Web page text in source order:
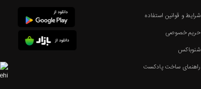
شرایط و قوانین استفاده
حریم خصوصی
شنوباکس
راهنمای ساخت پادکست